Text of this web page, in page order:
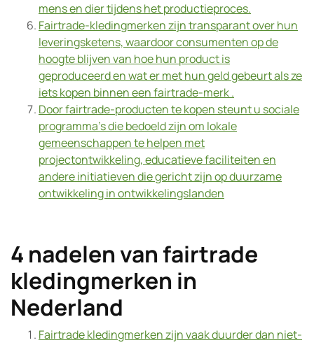
mens en dier tijdens het productieproces.
Fairtrade-kledingmerken zijn transparant over hun
leveringsketens, waardoor consumenten op de
hoogte blijven van hoe hun product is
geproduceerd en wat er met hun geld gebeurt als ze
iets kopen binnen een fairtrade-merk .
Door fairtrade-producten te kopen steunt u sociale
programma’s die bedoeld zijn om lokale
gemeenschappen te helpen met
projectontwikkeling, educatieve faciliteiten en
andere initiatieven die gericht zijn op duurzame
ontwikkeling in ontwikkelingslanden
4 nadelen van fairtrade
kledingmerken in
Nederland
Fairtrade kledingmerken zijn vaak duurder dan niet-